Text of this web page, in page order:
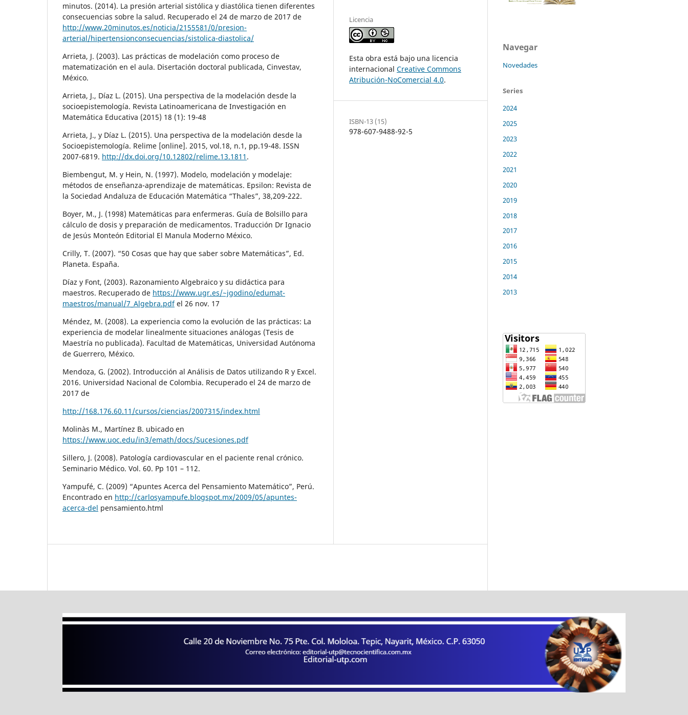
minutos. (2014). La presión arterial sistólica y diastólica tienen diferentes
consecuencias sobre la salud. Recuperado el 24 de marzo de 2017 de
http://www.20minutos.es/noticia/2155581/0/presion-
arterial/hipertensionconsecuencias/sistolica-diastolica/
Arrieta, J. (2003). Las prácticas de modelación como proceso de
matematización en el aula. Disertación doctoral publicada, Cinvestav,
México.
Arrieta, J., Díaz L. (2015). Una perspectiva de la modelación desde la
socioepistemología. Revista Latinoamericana de Investigación en
Matemática Educativa (2015) 18 (1): 19-48
Arrieta, J., y Díaz L. (2015). Una perspectiva de la modelación desde la
Socioepistemología. Relime [online]. 2015, vol.18, n.1, pp.19-48. ISSN
2007-6819. http://dx.doi.org/10.12802/relime.13.1811 .
Biembengut, M. y Hein, N. (1997). Modelo, modelación y modelaje:
métodos de enseñanza-aprendizaje de matemáticas. Epsilon: Revista de
la Sociedad Andaluza de Educación Matemática “Thales”, 38,209-222.
Boyer, M., J. (1998) Matemáticas para enfermeras. Guía de Bolsillo para
cálculo de dosis y preparación de medicamentos. Traducción Dr Ignacio
de Jesús Monteón Editorial El Manula Moderno México.
Crilly, T. (2007). “50 Cosas que hay que saber sobre Matemáticas”, Ed.
Planeta. España.
Díaz y Font, (2003). Razonamiento Algebraico y su didáctica para
maestros. Recuperado de https://www.ugr.es/~jgodino/edumat-
maestros/manual/7_Algebra.pdfel 26 nov. 17
Méndez, M. (2008). La experiencia como la evolución de las prácticas: La
experiencia de modelar linealmente situaciones análogas (Tesis de
Maestría no publicada). Facultad de Matemáticas, Universidad Autónoma
de Guerrero, México.
Mendoza, G. (2002). Introducción al Análisis de Datos utilizando R y Excel.
2016. Universidad Nacional de Colombia. Recuperado el 24 de marzo de
2017 de
http://168.176.60.11/cursos/ciencias/2007315/index.html
Molinàs M., Martínez B. ubicado en
https://www.uoc.edu/in3/emath/docs/Sucesiones.pdf
Sillero, J. (2008). Patología cardiovascular en el paciente renal crónico.
Seminario Médico. Vol. 60. Pp 101 – 112.
Yampufé, C. (2009) “Apuntes Acerca del Pensamiento Matemático”, Perú.
Encontrado en http://carlosyampufe.blogspot.mx/2009/05/apuntes-
acerca-del pensamiento.html
Licencia
Esta obra está bajo una licencia
internacional Creative Commons
Atribución-NoComercial 4.0.
ISBN-13 (15)
978-607-9488-92-5
Navegar
Novedades
Series
2024
2025
2023
2022
2021
2020
2019
2018
2017
2016
2015
2014
2013